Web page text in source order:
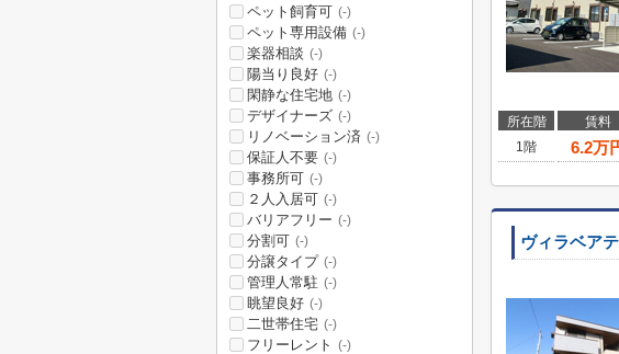
所在階 賃料
1階
6.2万
ヴィラベアテ
ペット飼育可 (-)
ペット専用設備 (-)
楽器相談 (-)
陽当り良好 (-)
閑静な住宅地 (-)
デザイナーズ (-)
リノベーション済 (-)
保証人不要 (-)
事務所可 (-)
２人入居可 (-)
バリアフリー (-)
分割可 (-)
分譲タイプ (-)
管理人常駐 (-)
眺望良好 (-)
二世帯住宅 (-)
フリーレント (-)